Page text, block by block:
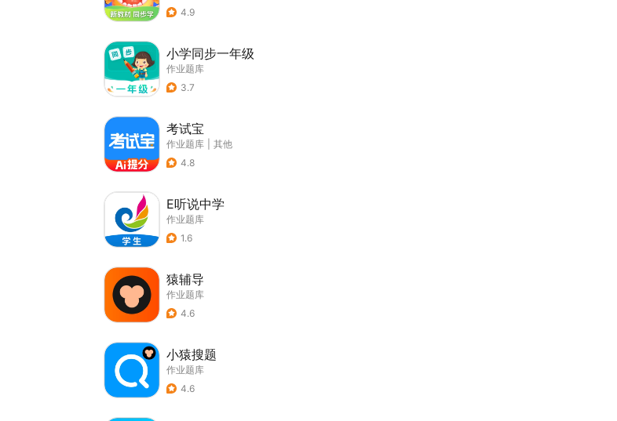
4.9
小学同步一年级
作业题库
3.7
考试宝
作业题库
其他
4.8
E听说中学
作业题库
1.6
猿辅导
作业题库
4.6
小猿搜题
作业题库
4.6